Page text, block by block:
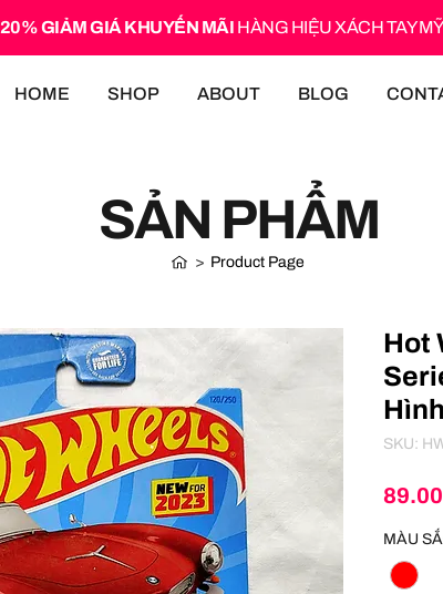
20% GIẢM GIÁ KHUYẾN MÃI HÀNG HIỆU XÁCH TAY
HOME SHOP ABOUT BLOG
SẢN PHẨM
> Product Page
Hot
SKU:
MÀU